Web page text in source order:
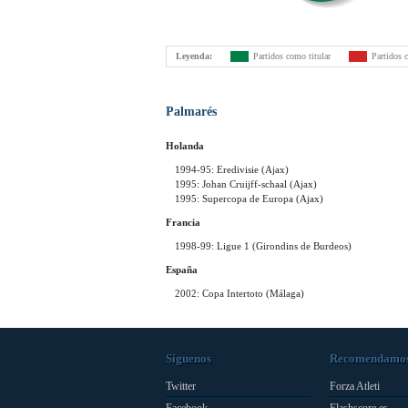
Leyenda: Partidos como titular Partidos
Palmarés
Holanda
1994-95: Eredivisie (Ajax)
1995: Johan Cruijff-schaal (Ajax)
1995: Supercopa de Europa (Ajax)
Francia
1998-99: Ligue 1 (Girondins de Burdeos)
España
2002: Copa Intertoto (Málaga)
Síguenos
Twitter
Forza Atleti